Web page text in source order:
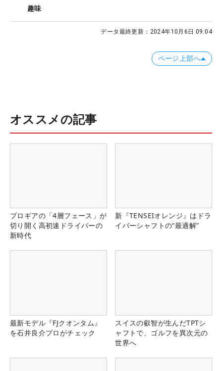
趣味
データ最終更新： 2024年10月6日 09:04
ページ上部へ
オススメの記事
プロギアの「4層フェース」が
切り開く高初速ドライバーの
新時代
新『TENSEIオレンジ』はドラ
イバーシャフトの“最適解”
最新モデル『FJクオンタム』
を石井良介プロがチェック
スイスの叡智が生んだTPTシ
ャフトで、ゴルフを異次元の
世界へ